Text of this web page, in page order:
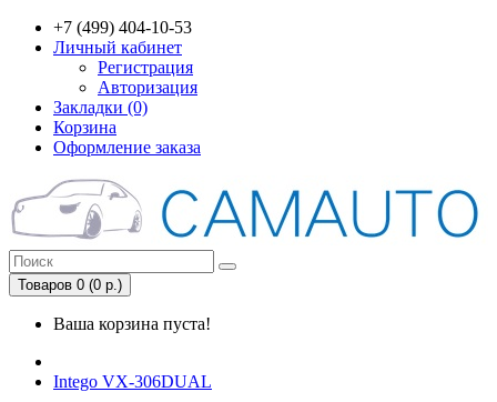
+7 (499) 404-10-53
Личный кабинет
Регистрация
Авторизация
Закладки (0)
Корзина
Оформление заказа
Товаров 0 (0 р.)
Ваша корзина пуста!
Intego VX-306DUAL